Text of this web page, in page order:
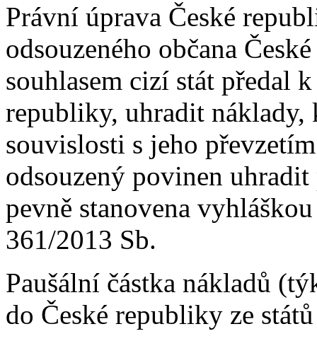
Právní úprava České
odsouzeného občana
souhlasem cizí stát předal
republiky, uhradit náklady,
souvislosti s jeho
odsouzený povinen
pevně stanovena
361/2013 Sb.
Paušální částka nákladů
do České republiky ze